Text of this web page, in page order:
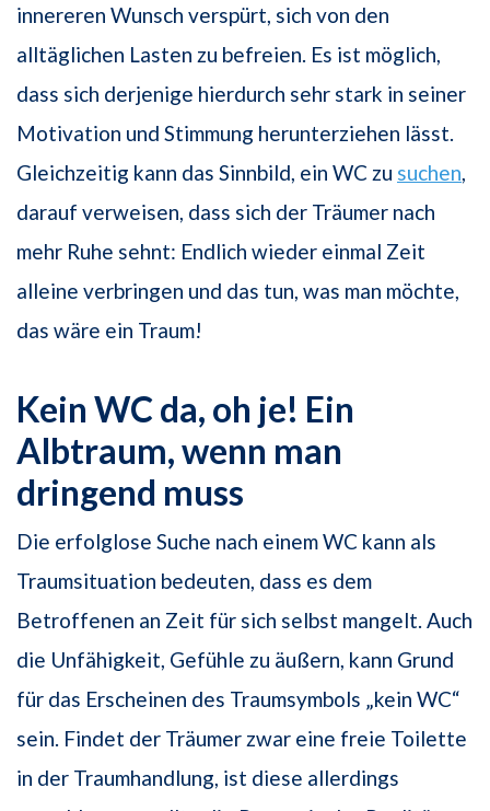
innereren Wunsch verspürt, sich von den
alltäglichen Lasten zu befreien. Es ist möglich,
dass sich derjenige hierdurch sehr stark in seiner
Motivation und Stimmung herunterziehen lässt.
Gleichzeitig kann das Sinnbild, ein WC zu suchen
darauf verweisen, dass sich der Träumer nach
mehr Ruhe sehnt: Endlich wieder einmal Zeit
alleine verbringen und das tun, was man möchte,
das wäre ein Traum!
Kein WC da, oh je! Ein
Albtraum, wenn man
dringend muss
Die erfolglose Suche nach einem WC kann als
Traumsituation bedeuten, dass es dem
Betroffenen an Zeit für sich selbst mangelt. Auch
die Unfähigkeit, Gefühle zu äußern, kann Grund
für das Erscheinen des Traumsymbols „kein WC“
sein. Findet der Träumer zwar eine freie Toilette
in der Traumhandlung, ist diese allerdings